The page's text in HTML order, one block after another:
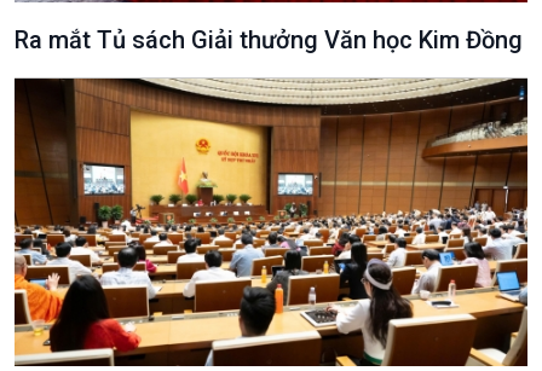
Văn hoá & Du lịch
Tin Văn hoá & Du lịch
Chát với người nổi tiếng
Multimedia
Ảnh
Video
Ra mắt Tủ sách Giải thưởng Văn học Kim Đồng